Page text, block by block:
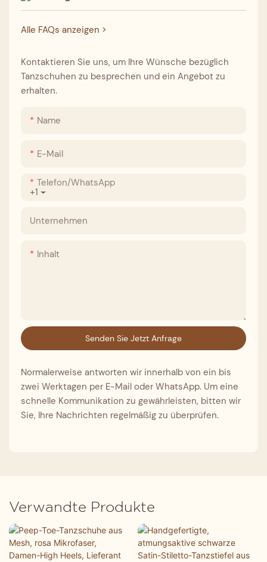
Alle FAQs anzeigen >
Kontaktieren Sie uns, um Ihre Wünsche bezüglich
Tanzschuhen zu besprechen und ein Angebot zu
erhalten.
Name
E-Mail
+1
Telefon/WhatsApp
Unternehmen
Inhalt
Senden Sie Jetzt Anfrage
Normalerweise antworten wir innerhalb von ein bis
zwei Werktagen per E-Mail oder WhatsApp. Um eine
schnelle Kommunikation zu gewährleisten, bitten wir
Sie, Ihre Nachrichten regelmäßig zu überprüfen.
Verwandte Produkte